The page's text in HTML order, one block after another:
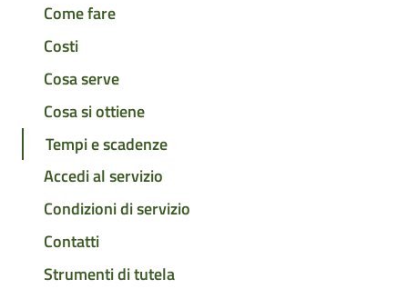
Come fare
Costi
Cosa serve
Cosa si ottiene
Tempi e scadenze
Accedi al servizio
Condizioni di servizio
Contatti
Strumenti di tutela